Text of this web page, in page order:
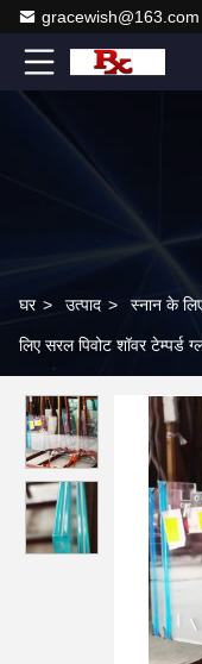
gracewish@163.com
घर > उत्पाद > स्नान के
लिए सरल पिवोट शॉवर टेम्पर्ड